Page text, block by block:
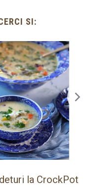
SI:
cu faina